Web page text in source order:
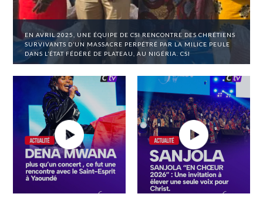
EN AVRIL 2025, UNE ÉQUIPE DE CSI RENCONTRE DES CHRÉTIENS
SURVIVANTS D’UN MASSACRE PERPÉTRÉ PAR LA MILICE PEULE
DANS L’ÉTAT FÉDÉRÉ DE PLATEAU, AU NIGÉRIA. CSI